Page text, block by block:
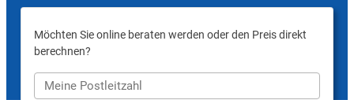
Möchten Sie online beraten werden oder den Preis direkt
berechnen?